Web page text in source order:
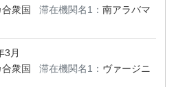
合衆国 滞在機関名1： 南アラバマ
3月
合衆国 滞在機関名1： ヴァージニ